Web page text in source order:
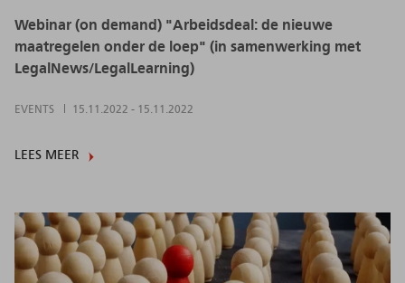
Webinar (on demand) "Arbeidsdeal: de nieuwe
maatregelen onder de loep" (in samenwerking met
LegalNews/LegalLearning)
EVENTS 15.11.2022 - 15.11.2022
LEES MEER